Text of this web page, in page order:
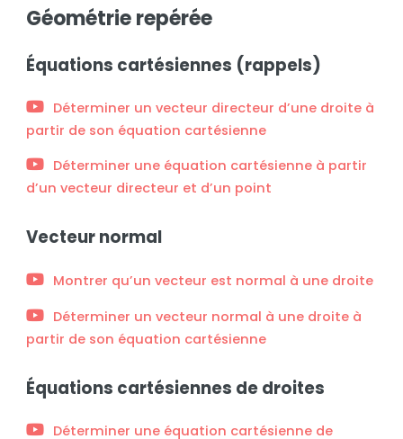
Géométrie repérée
Équations cartésiennes (rappels)
Déterminer un vecteur directeur d’une droite à
partir de son équation cartésienne
Déterminer une équation cartésienne à partir
d’un vecteur directeur et d’un point
Vecteur normal
Montrer qu’un vecteur est normal à une droite
Déterminer un vecteur normal à une droite à
partir de son équation cartésienne
Équations cartésiennes de droites
Déterminer une équation cartésienne de